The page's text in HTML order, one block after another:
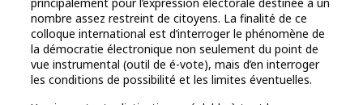
nombre assez restreint de citoyens. La finalité de ce
colloque international est d’interroger le phénomène de
la démocratie électronique non seulement du point de
vue instrumental (outil de é-vote), mais d’en interroger
les conditions de possibilité et les limites éventuelles.